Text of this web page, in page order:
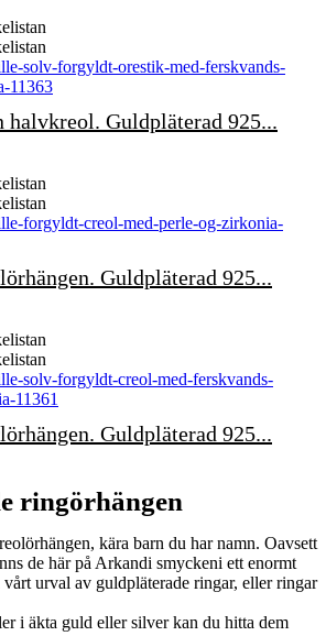
halvkreol. Guldpläterad 925...
Guldpläterad 925...
Guldpläterad 925...
ringörhängen
kära barn du har namn. Oavsett
de här på Arkandi smyckeni ett enormt
urval av guldpläterade ringar, eller ringar
i äkta guld eller silver kan du hitta dem